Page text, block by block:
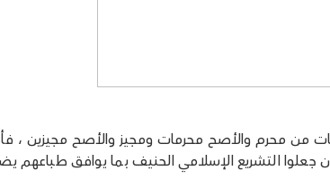
من محرم والأصح محرمات ومجيز والأصح مجيزين ،
جعلوا التشريع الإسلامي الحنيف بما يوافق طباعهم